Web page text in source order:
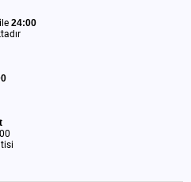
ile 24:00